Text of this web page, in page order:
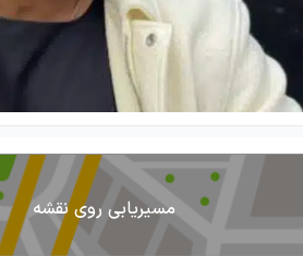
مسیریابی روی نقشه